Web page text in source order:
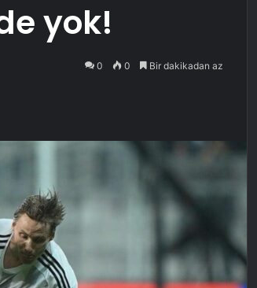
yok!
0 0 Bir dakikadan az